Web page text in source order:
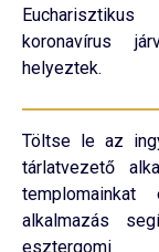
koronavírus
helyeztek.
Töltse le az
tárlatvezető
alkalmazás
esztergomi